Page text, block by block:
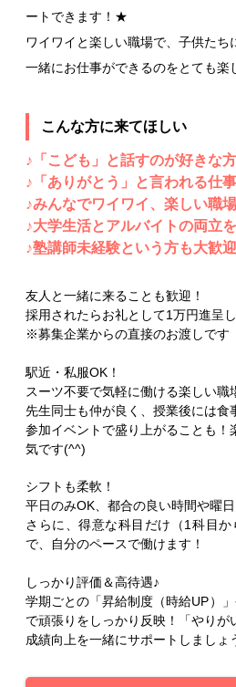
ートできます！★
ワイワイと楽しい職場で、子供たち
一緒にお仕事ができるのをとても楽
こんな方に来てほしい
♪「こども」と話すのが好きな方
♪「ありがとう」と言われる仕
♪みんなでワイワイ、楽しい職
♪大学生活とアルバイトの両立
♪塾講師未経験という方も大歓
友人と一緒に来ることも歓迎！
採用されたらお礼として1万円進呈し
※募集企業からの直接のお渡しです
駅近・私服OK！
スーツ不要で気軽に働ける楽しい
先生同士も仲が良く、授業後には食
参加イベントで盛り上がることも！
気です(^^)
シフトも柔軟！
平日のみOK、都合の良い時間や曜
さらに、得意な科目だけ（1科目
で、自分のペースで働けます！
しっかり評価＆高待遇♪
学期ごとの「昇給制度（時給UP）
で頑張りをしっかり反映！「やりが
成績向上を一緒にサポートしましょ